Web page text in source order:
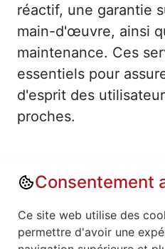
réactif, une garantie
main-d'œuvre, ainsi
maintenance. Ces
essentiels pour
d'esprit des
proches.
Annuaire : Monte escalier
Meurthe-et-Moselle
Consentement
Ce site web utilise des
permettre d'avoir une